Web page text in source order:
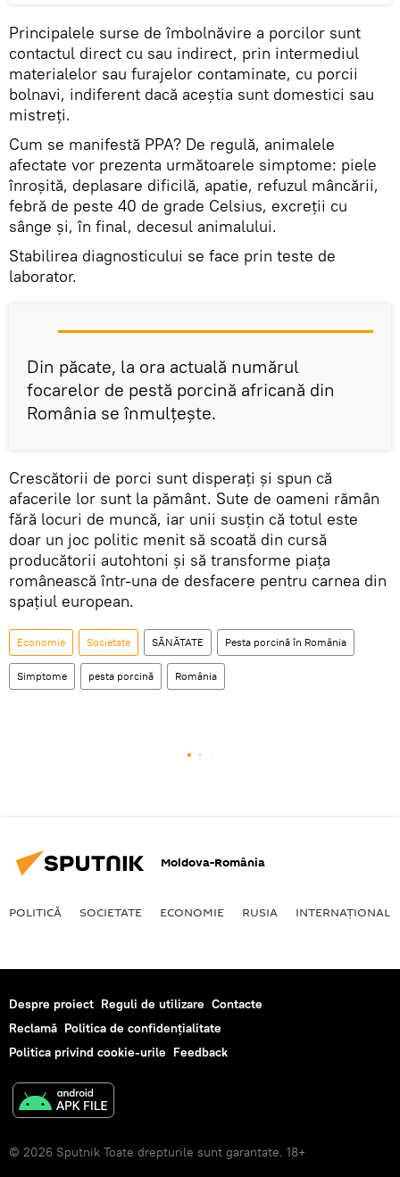
Principalele surse de îmbolnăvire a porcilor sunt
contactul direct cu sau indirect, prin intermediul
materialelor sau furajelor contaminate, cu porcii
bolnavi, indiferent dacă aceştia sunt domestici sau
mistreţi.
Cum se manifestă PPA? De regulă, animalele
afectate vor prezenta următoarele simptome: piele
înroşită, deplasare dificilă, apatie, refuzul mâncării,
febră de peste 40 de grade Celsius, excreţii cu
sânge şi, în final, decesul animalului.
Stabilirea diagnosticului se face prin teste de
laborator.
Din păcate, la ora actuală numărul
focarelor de pestă porcină africană din
România se înmulţeşte.
Crescătorii de porci sunt disperaţi şi spun că
afacerile lor sunt la pământ. Sute de oameni rămân
fără locuri de muncă, iar unii susţin că totul este
doar un joc politic menit să scoată din cursă
producătorii autohtoni şi să transforme piaţa
românească într-una de desfacere pentru carnea din
spaţiul european.
Economie Societate SĂNĂTATE Pesta porcină în România
Simptome pesta porcină România
Moldova-România
POLITICĂ SOCIETATE ECONOMIE RUSIA INTERNAŢIONAL
Despre proiect Reguli de utilizare Contacte
Reclamă Politica de confidențialitate
Politica privind cookie-urile Feedback
© 2026 Sputnik Toate drepturile sunt garantate. 18+